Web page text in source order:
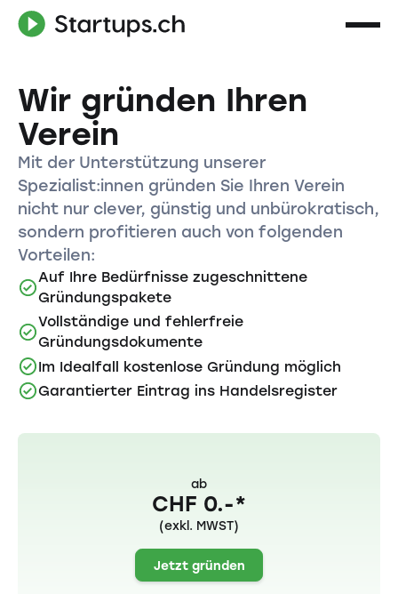
Wir gründen Ihren
Verein
Mit der Unterstützung unserer
Spezialist:innen gründen Sie Ihren Verein
nicht nur clever, günstig und unbürokratisch,
sondern profitieren auch von folgenden
Vorteilen:
Auf Ihre Bedürfnisse zugeschnittene
Gründungspakete
Vollständige und fehlerfreie
Gründungsdokumente
Im Idealfall kostenlose Gründung möglich
Garantierter Eintrag ins Handelsregister
ab
CHF 0.-*
(exkl. MWST)
Jetzt gründen